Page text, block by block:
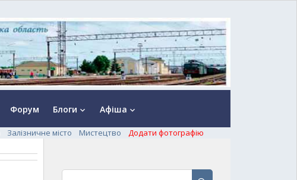
Форум Блоги keyboard_arrow_down Афіша keyboard_arrow_down
Залізничне місто Мистецтво Додати фотографію